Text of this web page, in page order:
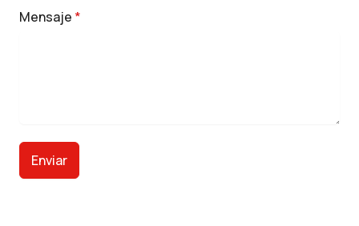
Mensaje *
Enviar